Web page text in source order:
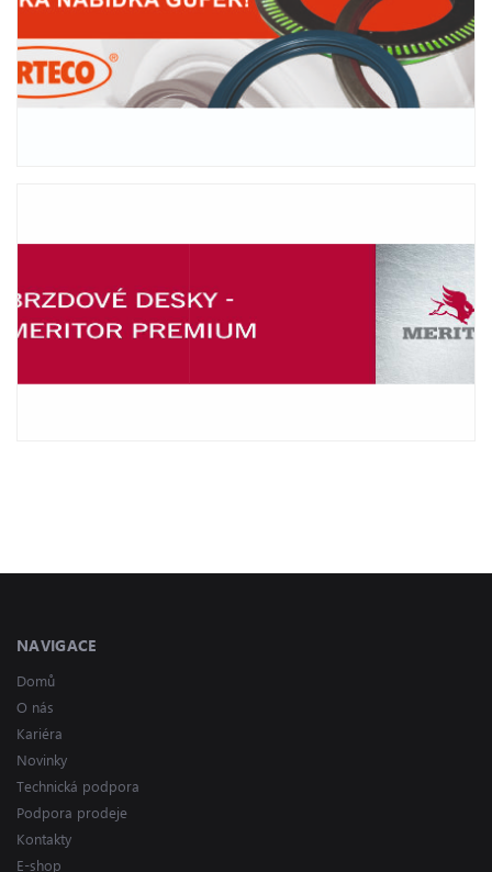
NAVIGACE
Domů
O nás
Kariéra
Novinky
Technická podpora
Podpora prodeje
Kontakty
E-shop